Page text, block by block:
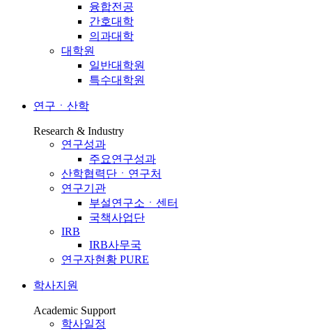
융합전공
간호대학
의과대학
대학원
일반대학원
특수대학원
연구ㆍ산학
Research & Industry
연구성과
주요연구성과
산학협력단ㆍ연구처
연구기관
부설연구소ㆍ센터
국책사업단
IRB
IRB사무국
연구자현황 PURE
학사지원
Academic Support
학사일정